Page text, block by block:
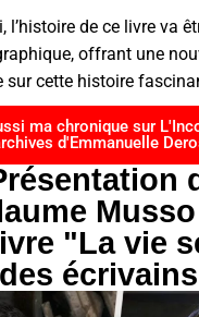
l’histoire de ce livre va
offrant une
sur cette histoire
ma chronique sur
d'Emmanuelle
"La vie
des